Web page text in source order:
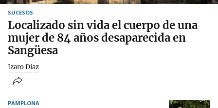
SUCESOS
Localizado sin vida el cuerpo de una
mujer de 84 años desaparecida en
Sangüesa
Izaro Díaz
PAMPLONA